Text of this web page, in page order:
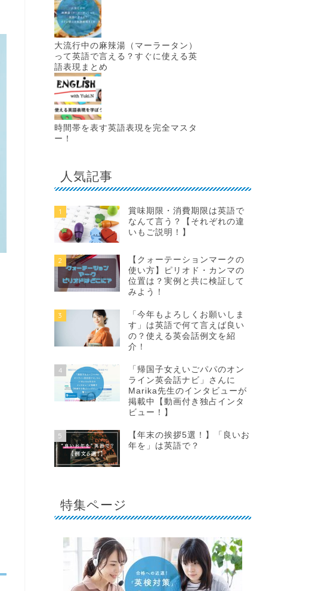
大流行中の麻辣湯（マーラータン）
って英語で言える？すぐに使える英
語表現まとめ
時間帯を表す英語表現を完全マスタ
ー！
人気記事
1
賞味期限・消費期限は英語で
なんて言う？【それぞれの違
いもご説明！】
2
【クォーテーションマークの
使い方】ピリオド・カンマの
位置は？実例と共に検証して
みよう！
3
「今年もよろしくお願いしま
す」は英語で何て言えば良い
の？使える英会話例文を紹
介！
4
「帰国子女えいごパパのオン
ライン英会話ナビ」さんに
Marika先生のインタビューが
掲載中【動画付き独占インタ
ビュー！】
5
【年末の挨拶5選！】「良いお
年を」は英語で？
特集ページ